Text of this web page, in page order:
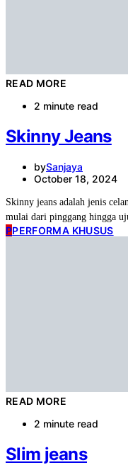
READ MORE
2 minute read
Skinny Jeans
bySanjaya
October 18, 2024
Skinny jeans adalah jenis
mulai dari pinggang hingga
PPERFORMA KHUSUS
READ MORE
2 minute read
Slim jeans